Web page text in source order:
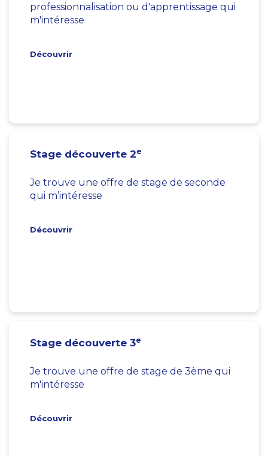
professionnalisation ou d'apprentissage qui
m'intéresse
Découvrir
Stage découverte 2e
Je trouve une offre de stage de seconde
qui m’intéresse
Découvrir
Stage découverte 3e
Je trouve une offre de stage de 3ème qui
m'intéresse
Découvrir